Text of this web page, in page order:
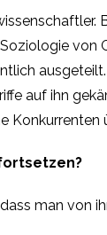
auf ihn
man